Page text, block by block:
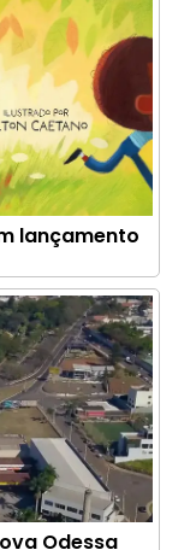
lançamento
Odessa